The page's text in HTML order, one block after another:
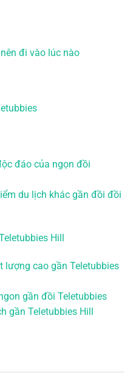
nên đi vào lúc nào
đáo của ngọn đồi
du lịch khác gần đồi đồi
Hill
lượng cao gần Teletubbies
gần đồi Teletubbies
gần Teletubbies Hill